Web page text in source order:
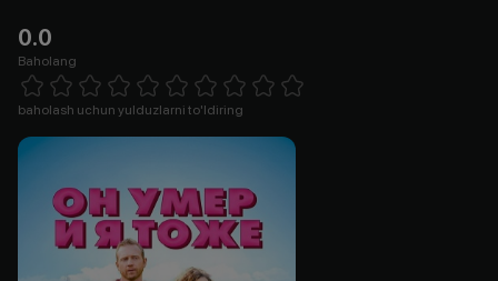
0.0
Baholang
1 Star 2 Stars 3 Stars 4 Stars5 Stars 6 Stars7 Stars8 Stars
baholash uchun yulduzlarni to'ldiring